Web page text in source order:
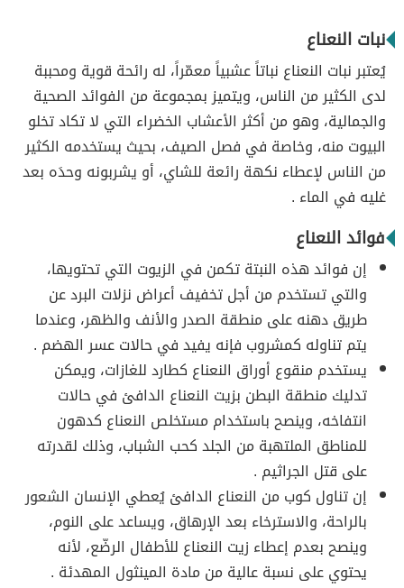
نبات النعناع
يُعتبر نبات النعناع نباتاً عشبياً معمّراً، له رائحة قوية ومحببة
لدى الكثير من الناس، ويتميز بمجموعة من الفوائد الصحية
والجمالية، وهو من أكثر الأعشاب الخضراء التي لا تكاد تخلو
البيوت منه، وخاصة في فصل الصيف، بحيث يستخدمه الكثير
من الناس لإعطاء نكهة رائعة للشاي، أو يشربونه وحدَه بعد
غليه في الماء .
فوائد النعناع
إن فوائد هذه النبتة تكمن في الزيوت التي تحتويها،
والتي تستخدم من أجل تخفيف أعراض نزلات البرد عن
طريق دهنه على منطقة الصدر والأنف والظهر، وعندما
يتم تناوله كمشروب فإنه يفيد في حالات عسر الهضم .
يستخدم منقوع أوراق النعناع كطارد للغازات، ويمكن
تدليك منطقة البطن بزيت النعناع الدافئ في حالات
انتفاخه، وينصح باستخدام مستخلص النعناع كدهون
للمناطق الملتهبة من الجلد كحب الشباب، وذلك لقدرته
على قتل الجراثيم .
إن تناول كوب من النعناع الدافئ يُعطي الإنسان الشعور
بالراحة، والاسترخاء بعد الإرهاق، ويساعد على النوم،
وينصح بعدم إعطاء زيت النعناع للأطفال الرضّع، لأنه
يحتوي على نسبة عالية من مادة المينثول المهدئة .